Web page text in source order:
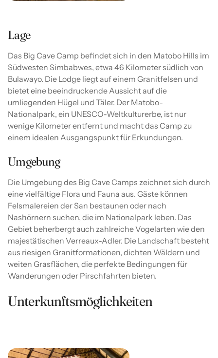
Lage
Das Big Cave Camp befindet sich in den Matobo Hills im
Südwesten Simbabwes, etwa 46 Kilometer südlich von
Bulawayo. Die Lodge liegt auf einem Granitfelsen und
bietet eine beeindruckende Aussicht auf die
umliegenden Hügel und Täler. Der Matobo-
Nationalpark, ein UNESCO-Weltkulturerbe, ist nur
wenige Kilometer entfernt und macht das Camp zu
einem idealen Ausgangspunkt für Erkundungen.
Umgebung
Die Umgebung des Big Cave Camps zeichnet sich durch
eine vielfältige Flora und Fauna aus. Gäste können
Felsmalereien der San bestaunen oder nach
Nashörnern suchen, die im Nationalpark leben. Das
Gebiet beherbergt auch zahlreiche Vogelarten wie den
majestätischen Verreaux-Adler. Die Landschaft besteht
aus riesigen Granitformationen, dichten Wäldern und
weiten Grasflächen, die perfekte Bedingungen für
Wanderungen oder Pirschfahrten bieten.
Unterkunftsmöglichkeiten